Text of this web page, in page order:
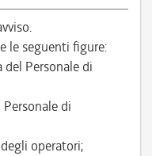
le seguenti figure:
Personale di
di
operatori;